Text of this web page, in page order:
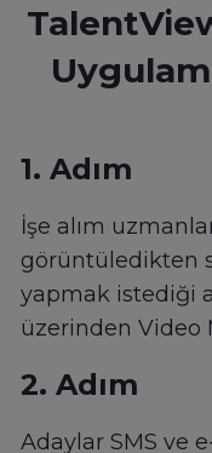
1. Adım
İşe alım
görüntüledikten
yapmak istediği
üzerinden Video
2. Adım
Adaylar SMS ve